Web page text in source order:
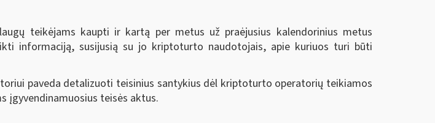
teikėjams kaupti ir kartą per metus už praėjusius kalendorinius metus
informaciją, susijusią su jo kriptoturto naudotojais, apie kuriuos turi būti
paveda detalizuoti teisinius santykius dėl kriptoturto operatorių teikiamos
įgyvendinamuosius teisės aktus.